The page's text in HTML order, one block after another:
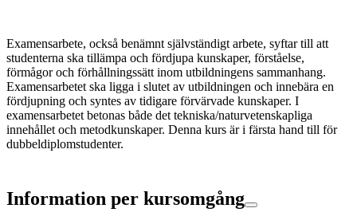
Examensarbete, också benämnt självständigt arbete, syftar till att
studenterna ska tillämpa och fördjupa kunskaper, förståelse,
förmågor och förhållningssätt inom utbildningens sammanhang.
Examensarbetet ska ligga i slutet av utbildningen och innebära en
fördjupning och syntes av tidigare förvärvade kunskaper. I
examensarbetet betonas både det tekniska/naturvetenskapliga
innehållet och metodkunskaper. Denna kurs är i färsta hand till för
dubbeldiplomstudenter.
Information per kursomgång